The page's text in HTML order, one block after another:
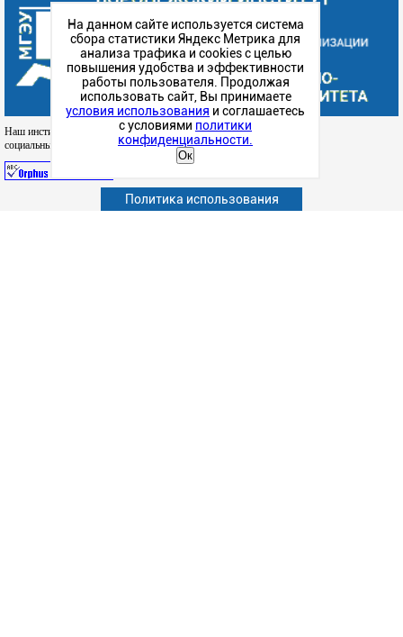
Наш институт в
социальных сетях
Абитуриенту
Политика использования
На данном сайте используется система
сбора статистики Яндекс Метрика для
анализа трафика и cookies с целью
повышения удобства и эффективности
работы пользователя. Продолжая
использовать сайт, Вы принимаете
условия использования и соглашаетесь
с условиями политики
конфиденциальности.
Ок